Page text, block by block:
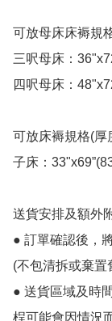
可放母床床褥規
三呎母床：
四呎母床：
可放床褥規格(厚
子床：
送貨安排及額外
● 訂單確認後，
(不包清拆或棄置
● 送貨區域及時
桯可能會因情況